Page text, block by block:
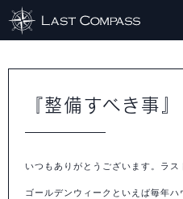
CASE
SERVICE MENU
SERVICE MENU
商品戦略
人材開発
評価制度
集客改善
コスト削減
買取再販
集客改善
営業戦略
STAFF BLOG
『整備すべき事』
いつもありがとうございます。ラス
ゴールデンウィークといえば毎年